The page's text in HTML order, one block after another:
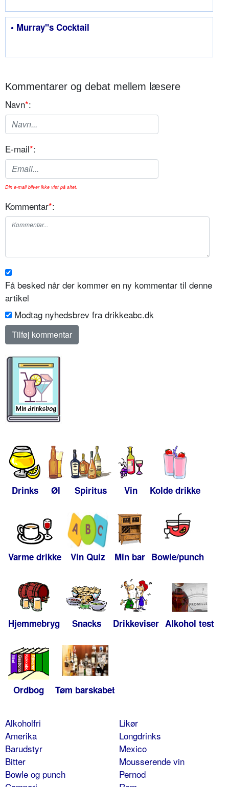
• Murray''s Cocktail
Kommentarer og debat mellem læsere
Navn*:
E-mail*:
Din e-mail bliver ikke vist på sitet.
Kommentar*:
Få besked når der kommer en ny kommentar til denne
artikel
Modtag nyhedsbrev fra drikkeabc.dk
Drinks Øl Spiritus Vin Kolde drikke
Varme drikke Vin Quiz Min bar Bowle/punch
Hjemmebryg Snacks Drikkeviser Alkohol test
Ordbog Tøm barskabet
Alkoholfri
Amerika
Barudstyr
Bitter
Bowle og punch
Likør
Longdrinks
Mexico
Mousserende vin
Pernod